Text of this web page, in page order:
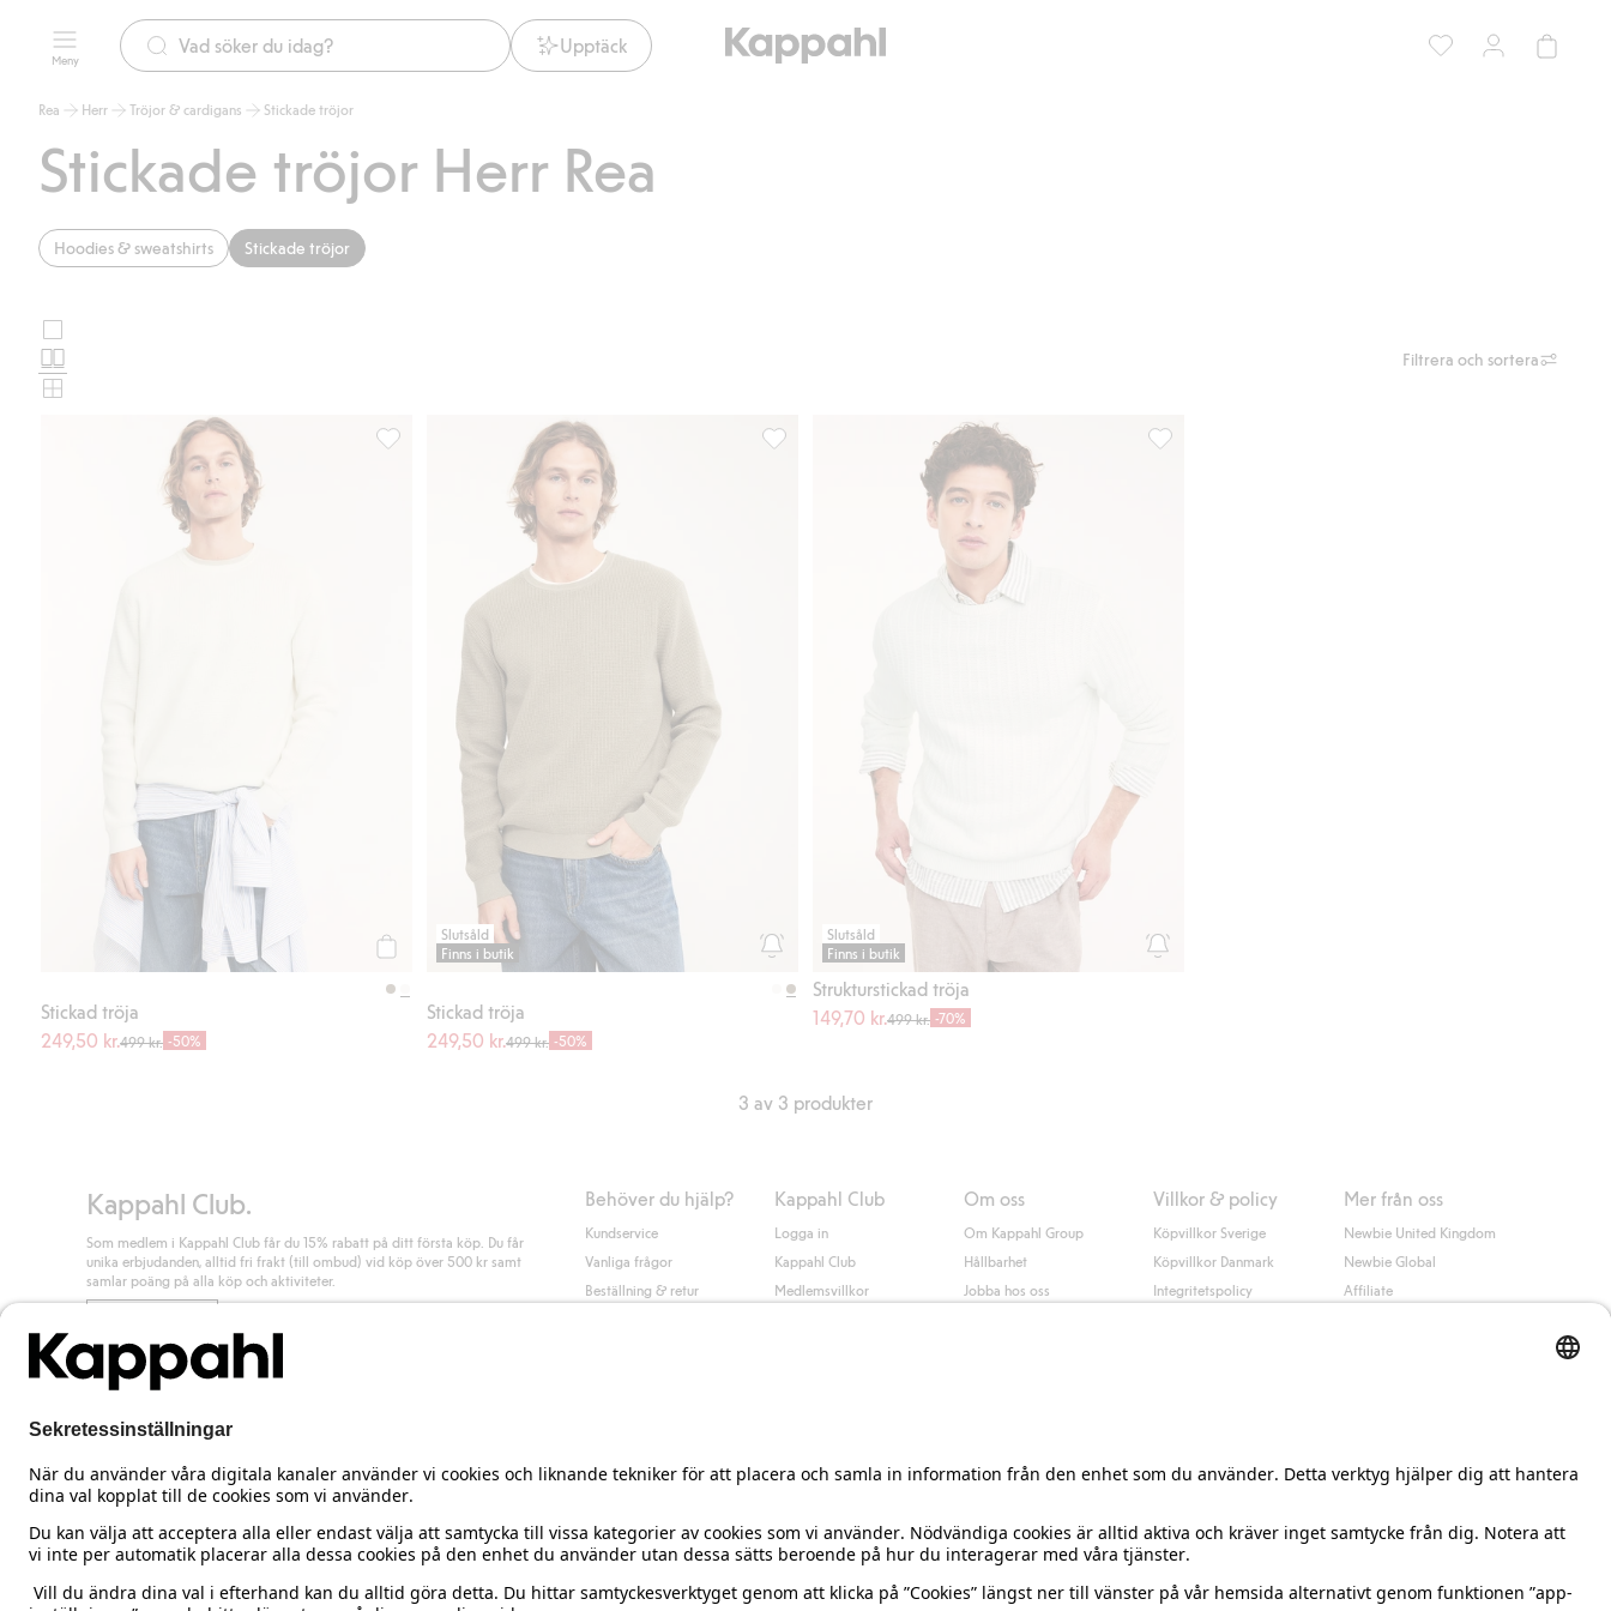
Meny
Upptäck
Rea Herr Tröjor & cardigans Stickade tröjor
Stickade tröjor Herr Rea
Hoodies & sweatshirts Stickade tröjor
Välj
produktkortslayout
Filtrera och sortera
Stickad tröja
249,50 kr.499 kr. -50%
Stickad tröja, Lägg till i favoriter
Slutsåld
Finns i butik
Stickad tröja
249,50 kr.499 kr. -50%
Stickad tröja, Lägg till i favoriter
Slutsåld
Finns i butik
Strukturstickad tröja
149,70 kr.499 kr. -70%
3 av 3 produkter
Kappahl Club.
Som medlem i Kappahl Club får du 15% rabatt på ditt första köp. Du får
unika erbjudanden, alltid fri frakt (till ombud) vid köp över 500 kr samt
samlar poäng på alla köp och aktiviteter.
Behöver du hjälp?
Kundservice
Vanliga frågor
Beställning & retur
Kappahl Club
Logga in
Kappahl Club
Medlemsvillkor
Om oss
Om Kappahl Group
Hållbarhet
Jobba hos oss
Villkor & policy
Köpvillkor Sverige
Köpvillkor Danmark
Integritetspolicy
Mer från oss
Newbie United Kingdom
Newbie Global
Affiliate
Sweden Ändra land